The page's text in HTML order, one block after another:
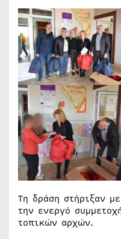
Τη δράση στήριξαν
την ενεργό
τοπικών αρχών.